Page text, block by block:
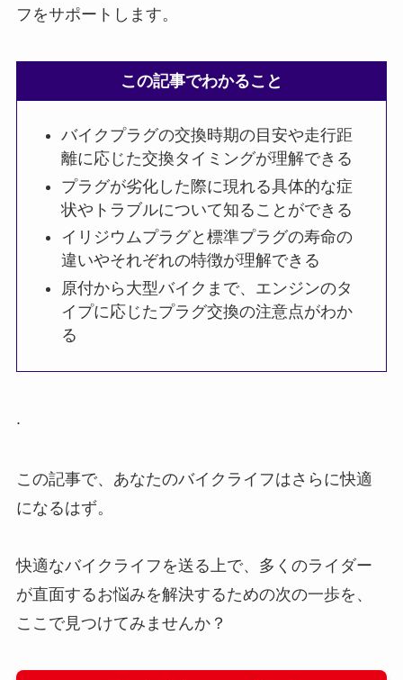
フをサポートします。
この記事でわかること
バイクプラグの交換時期の目安や走行距
離に応じた交換タイミングが理解できる
プラグが劣化した際に現れる具体的な症
状やトラブルについて知ることができる
イリジウムプラグと標準プラグの寿命の
違いやそれぞれの特徴が理解できる
原付から大型バイクまで、エンジンのタ
イプに応じたプラグ交換の注意点がわか
る
.
この記事で、あなたのバイクライフはさらに快適
になるはず。
快適なバイクライフを送る上で、多くのライダー
が直面するお悩みを解決するための次の一歩を、
ここで見つけてみませんか？